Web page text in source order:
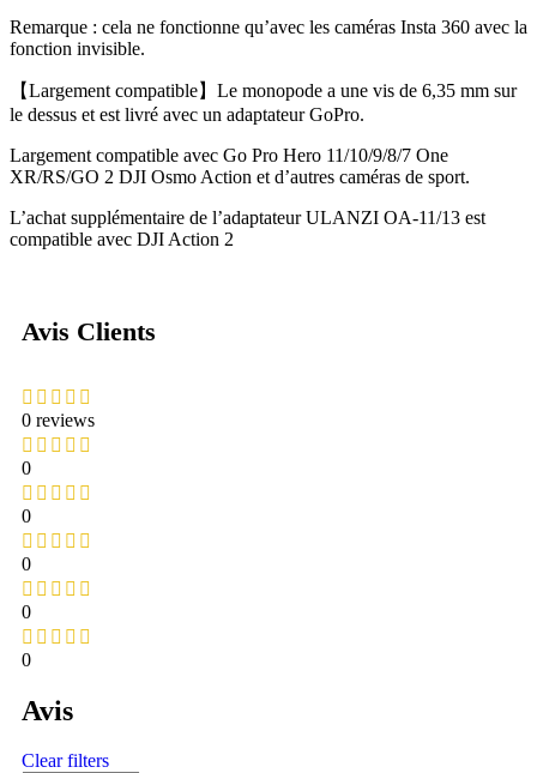
Remarque : cela ne fonctionne qu’avec les caméras Insta 360 avec la
fonction invisible.
【Largement compatible】Le monopode a une vis de 6,35 mm sur
le dessus et est livré avec un adaptateur GoPro.
Largement compatible avec Go Pro Hero 11/10/9/8/7 One
XR/RS/GO 2 DJI Osmo Action et d’autres caméras de sport.
L’achat supplémentaire de l’adaptateur ULANZI OA-11/13 est
compatible avec DJI Action 2
Avis Clients
0 reviews
0
0
0
0
0
Avis
Clear filters